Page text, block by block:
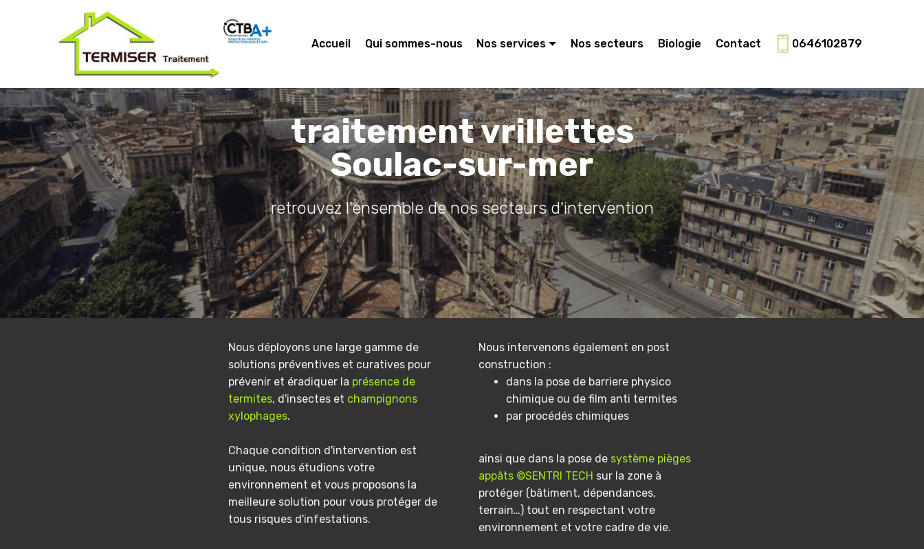
Accueil Qui sommes-nous Nos services Nos secteurs Biologie Contact 0646102879
traitement vrillettes
Soulac-sur-mer
retrouvez l'ensemble de nos secteurs d'intervention
Nous déployons une large gamme de
solutions préventives et curatives pour
prévenir et éradiquer la présence de
termites, d'insectes et champignons
xylophages.
Chaque condition d'intervention est
unique, nous étudions votre
environnement et vous proposons la
meilleure solution pour vous protéger de
tous risques d'infestations.
Nous intervenons également en post
construction :
dans la pose de barriere physico
chimique ou de film anti termites
par procédés chimiques
ainsi que dans la pose de système pièges
appâts ©SENTRI TECH sur la zone à
protéger (bâtiment, dépendances,
terrain…) tout en respectant votre
environnement et votre cadre de vie.